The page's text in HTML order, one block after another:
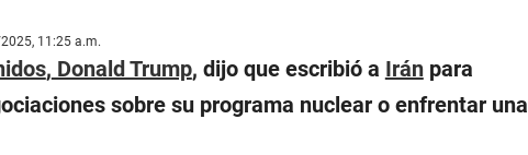
11:25 a.m.
, Donald Trump, dijo que escribió a Iránpara
sobre su programa nuclear o enfrentar una